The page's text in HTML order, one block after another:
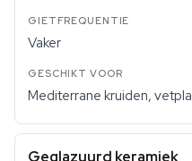
Vaker
Mediterrane kruiden,
Geglazuurd keramiek